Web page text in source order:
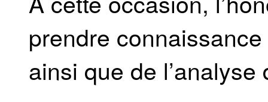
prendre
ainsi que de